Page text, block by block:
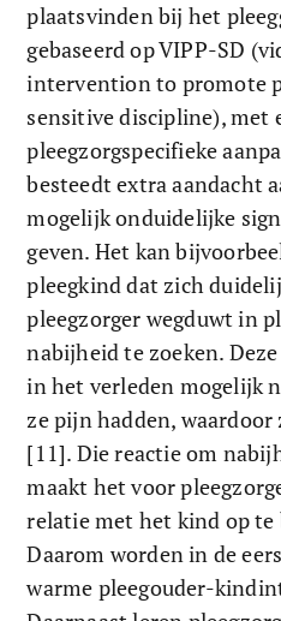
plaatsvinden bij het
gebaseerd op VIPP-SD
intervention to promote
sensitive discipline), met
pleegzorgspecifieke
besteedt extra aandacht
mogelijk onduidelijke
geven. Het kan
pleegkind dat zich
pleegzorger wegduwt in
nabijheid te zoeken.
in het verleden mogelijk
ze pijn hadden, waardoor
[11]. Die reactie om
maakt het voor
relatie met het kind op te
Daarom worden in de
warme pleegouder-